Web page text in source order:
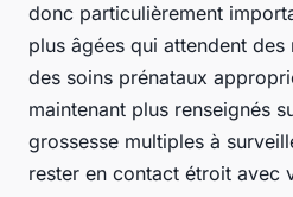
donc particulièrement
plus âgées qui attendent
des soins prénataux
maintenant plus renseignés
grossesse multiples à
rester en contact étroit avec